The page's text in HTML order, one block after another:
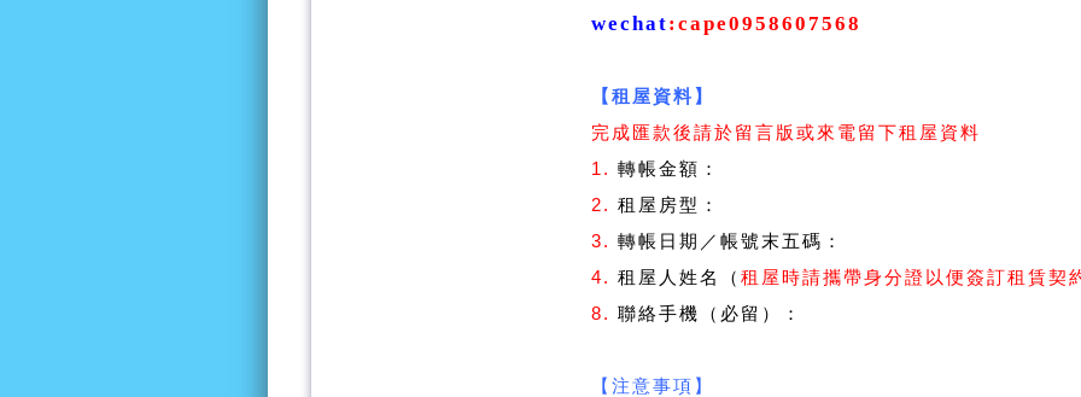
wechat:cape0958607568
【租屋資料】
完成匯款後請於留言版或來電留下租屋資料
1. 轉帳金額：
2. 租屋房型：
3. 轉帳日期／帳號末五碼：
4. 租屋人姓名（ 租屋時請攜帶身分證以便簽訂租賃契
8. 聯絡手機（必留）：
【注意事項】